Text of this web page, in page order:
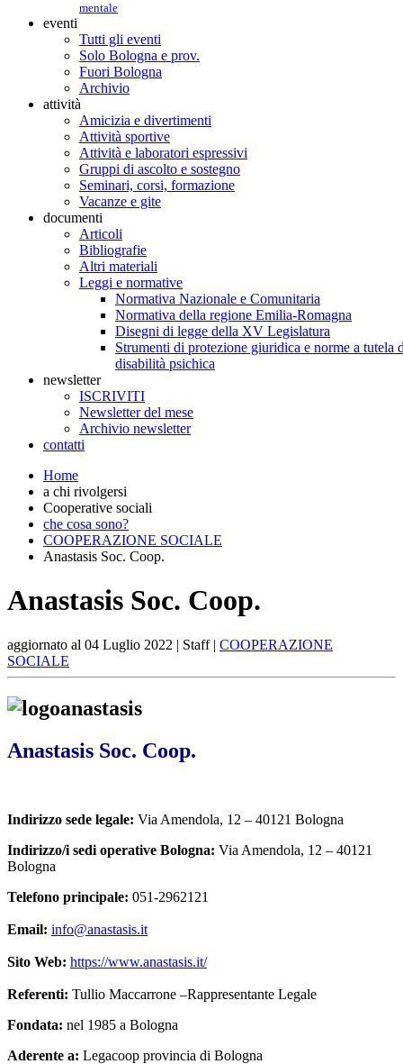
mentale
eventi
Tutti gli eventi
Solo Bologna e prov.
Fuori Bologna
Archivio
attività
Amicizia e divertimenti
Attività sportive
Attività e laboratori espressivi
Gruppi di ascolto e sostegno
Seminari, corsi, formazione
Vacanze e gite
documenti
Articoli
Bibliografie
Altri materiali
Leggi e normative
Normativa Nazionale e Comunitaria
Normativa della regione Emilia-Romagna
Disegni di legge della XV Legislatura
Strumenti di protezione giuridica e norme a tutela
disabilità psichica
newsletter
ISCRIVITI
Newsletter del mese
Archivio newsletter
contatti
Home
a chi rivolgersi
Cooperative sociali
che cosa sono?
COOPERAZIONE SOCIALE
Anastasis Soc. Coop.
Anastasis Soc. Coop.
aggiornato al 04 Luglio 2022 | Staff | COOPERAZIONE
SOCIALE
Anastasis Soc. Coop.
Indirizzo sede legale: Via Amendola, 12 – 40121 Bologna
Indirizzo/i sedi operative Bologna: Via Amendola, 12 – 40121
Bologna
Telefono principale: 051-2962121
Email: info@anastasis.it
Sito Web: https://www.anastasis.it/
Referenti: Tullio Maccarrone –Rappresentante Legale
Fondata: nel 1985 a Bologna
Aderente a: Legacoop provincia di Bologna